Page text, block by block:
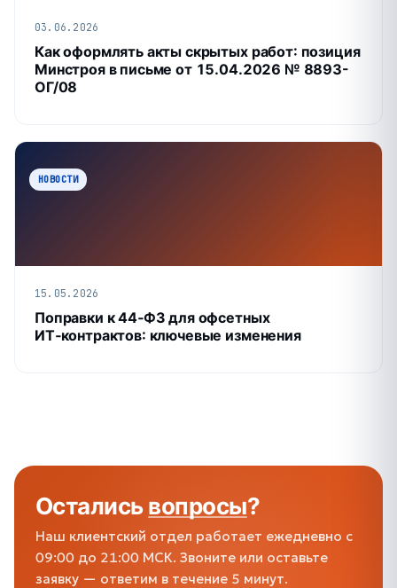
03.06.2026
Как оформлять акты скрытых работ: позиция
Минстроя в письме от 15.04.2026 № 8893-
ОГ/08
НОВОСТИ
15.05.2026
Поправки к 44‑ФЗ для офсетных
ИТ‑контрактов: ключевые изменения
Осталисьвопросы?
Наш клиентский отдел работает ежедневно с
09:00 до 21:00 МСК. Звоните или оставьте
заявку — ответим в течение 5 минут.